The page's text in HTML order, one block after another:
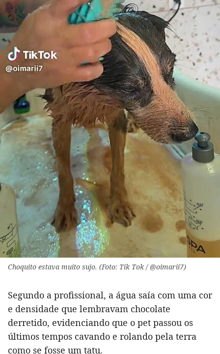
Choquito estava muito sujo. (Foto: Tik Tok / @oimarii7)
Segundo a profissional, a água saía com uma cor
e densidade que lembravam chocolate
derretido, evidenciando que o pet passou os
últimos tempos cavando e rolando pela terra
como se fosse um tatu.